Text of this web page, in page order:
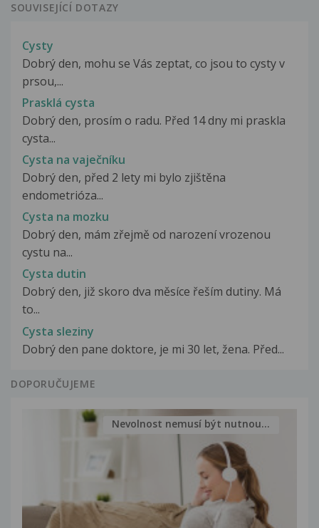
SOUVISEJÍCÍ DOTAZY
Cysty
Dobrý den, mohu se Vás zeptat, co jsou to cysty v
prsou,...
Prasklá cysta
Dobrý den, prosím o radu. Před 14 dny mi praskla
cysta...
Cysta na vaječníku
Dobrý den, před 2 lety mi bylo zjištěna
endometrióza...
Cysta na mozku
Dobrý den, mám zřejmě od narození vrozenou
cystu na...
Cysta dutin
Dobrý den, již skoro dva měsíce řeším dutiny. Má
to...
Cysta sleziny
Dobrý den pane doktore, je mi 30 let, žena. Před...
DOPORUČUJEME
Nevolnost nemusí být nutnou...